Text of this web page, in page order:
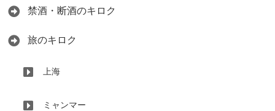
禁酒・断酒のキロク
旅のキロク
上海
ミャンマー